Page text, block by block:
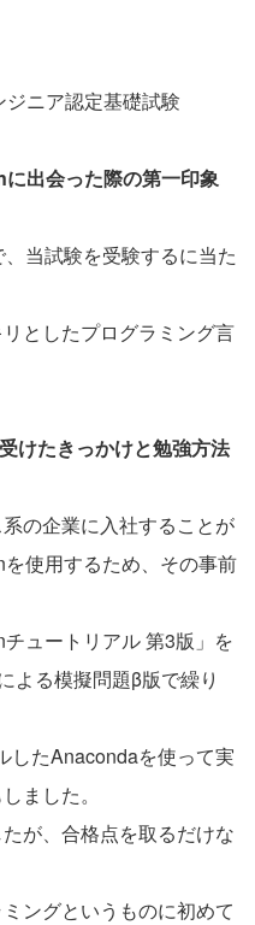
ジニア認定基礎試験
出会った際の第一印象
、当試験を受験するに当た
としたプログラミング言
けたきっかけと勉強方法
の企業に入社することが
使用するため、その事前
チュートリアル 第3版」を
よる模擬問題β版で繰り
したAnacondaを使って実
ました。
が、合格点を取るだけな
ングというものに初めて